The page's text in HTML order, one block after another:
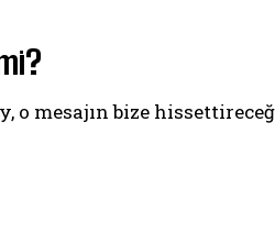
o mesajın bize